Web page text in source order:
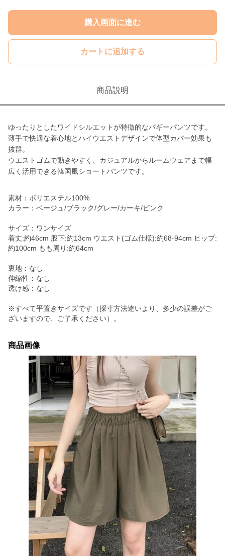
購入画面に進む
カートに追加する
商品説明
ゆったりとしたワイドシルエットが特徴的なバギーパンツです。
薄手で快適な着心地とハイウエストデザインで体型カバー効果も
抜群。
ウエストゴムで動きやすく、カジュアルからルームウェアまで幅
広く活用できる韓国風ショートパンツです。
素材：ポリエステル100%
カラー：ベージュ/ブラック/グレー/カーキ/ピンク
サイズ：ワンサイズ
着丈:約46cm 股下:約13cm ウエスト(ゴム仕様):約68-94cm ヒップ:
約100cm もも周り:約64cm
裏地：なし
伸縮性：なし
透け感：なし
※すべて平置きサイズです（採寸方法違いより、多少の誤差がご
ざいますので、ご了承ください）。
商品画像